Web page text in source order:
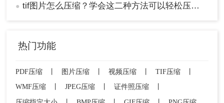
1、如果想要批量快速压缩TIF图片，那么下载
可。
● tif图片怎么压缩？学会这二种方法可以轻松压缩大小!！
热门功能
PDF压缩 丨 图片压缩 丨 视频压缩 丨 TIF压缩
丨
WMF压缩
JPEG压缩 证件照压缩